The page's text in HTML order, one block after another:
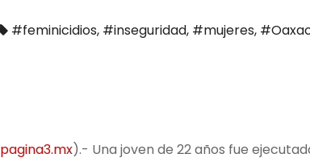
#feminicidios, #inseguridad, #mujeres,
pagina3.mx).- Una joven de 22 años fue